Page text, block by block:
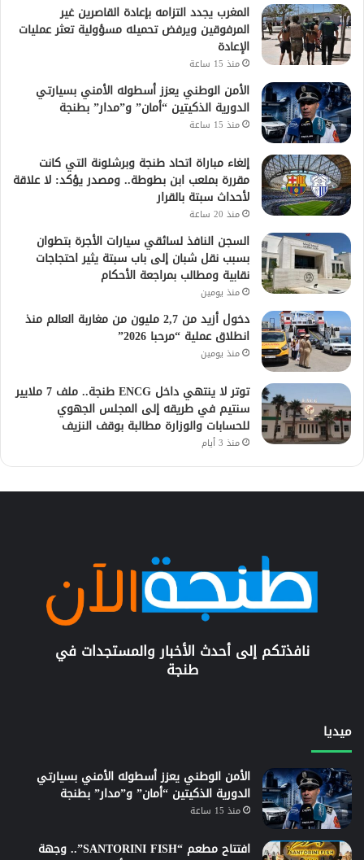
المغرب يجدد التزامه بإعادة القاصرين غير
المرفوقين ويرفض تحميله مسؤولية تعثر عمليات
الإعادة
منذ 15 ساعة
الأمن الوطني يعزز أسطوله الأمني بسيارتي
الدورية الذكيتين “أمان” و”مدار” بطنجة
منذ 15 ساعة
إلغاء مباراة اتحاد طنجة وبرشلونة التي كانت
مقررة بملعب ابن بطوطة.. ومصدر يؤكد: لا علاقة
لأحداث سبتة بالقرار
منذ 20 ساعة
السجن النافذ لسائقي سيارات الأجرة بتطوان
بسبب نقل شبان إلى باب سبتة يثير احتجاجات
نقابية ومطالب بمراجعة الأحكام
منذ يومين
دخول أزيد من 2,7 مليون من مغاربة العالم منذ
انطلاق عملية “مرحبا 2026”
منذ يومين
توتر لا ينتهي داخل ENCG طنجة.. ملف 7 ملايير
سنتيم في طريقه إلى المجلس الجهوي
للحسابات والوزارة مطالبة بوقف النزيف
منذ 3 أيام
نافذتكم إلى أحدث الأخبار والمستجدات في
طنجة
ميديا
الأمن الوطني يعزز أسطوله الأمني بسيارتي
الدورية الذكيتين “أمان” و”مدار” بطنجة
منذ 15 ساعة
افتتاح مطعم “SANTORINI FISH”.. وجهة